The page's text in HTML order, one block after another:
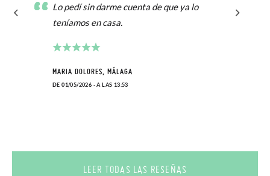
Lo pedí sin darme cuenta de que ya lo
teníamos en casa.
MARIA DOLORES, MÁLAGA
DE 01/05/2026 - A LAS 13:53
LEER TODAS LAS RESEÑAS